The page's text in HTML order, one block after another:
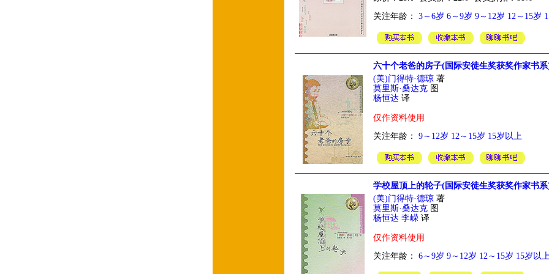
关注年龄： 3～6岁 6～9岁 9～12岁 12～15岁
六十个老爸的房子(国际安徒生奖获奖作家书系
(美)门得特·德琼 著
莫里斯·桑达克 图
杨恒达 译
仅作资料使用
关注年龄： 9～12岁 12～15岁 15岁以上
学校屋顶上的轮子(国际安徒生奖获奖作家书系
(美)门得特·德琼 著
莫里斯·桑达克 图
杨恒达 李嵘 译
仅作资料使用
关注年龄： 6～9岁 9～12岁 12～15岁 15岁以